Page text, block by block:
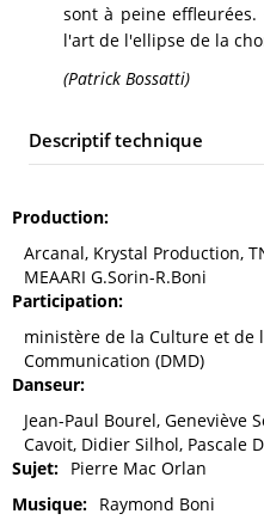
sont à peine
l'art de l'ellipse de la
(Patrick Bossatti)
Descriptif technique
Production
Arcanal, Krystal Production,
MEAARI G.Sorin-R.Boni
Participation
ministère de la Culture et de
Communication (DMD)
Danseur
Jean-Paul Bourel, Geneviève
Cavoit, Didier Silhol, Pascale
Sujet
Pierre Mac Orlan
Musique
Raymond Boni